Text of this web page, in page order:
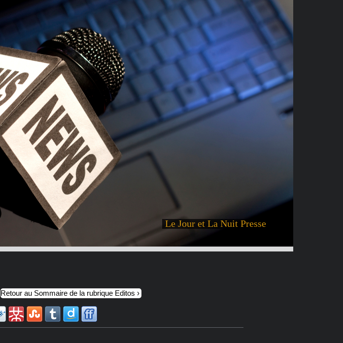
Le Jour et La Nuit Presse
Retour au Sommaire de la rubrique Editos